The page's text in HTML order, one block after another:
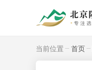
当前位置 首页